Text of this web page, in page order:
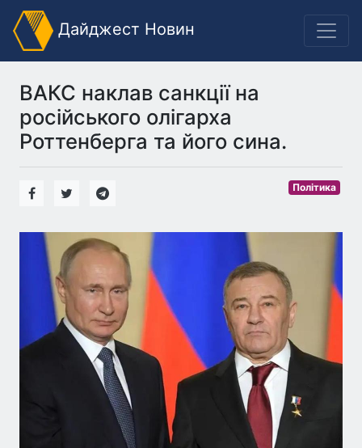
Дайджест Новин
ВАКС наклав санкції на
російського олігарха
Роттенберга та його сина.
Політика